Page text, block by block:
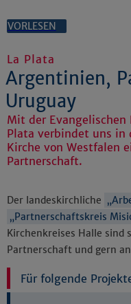
VORLESEN
La Plata
Argentinien,
Uruguay
Mit der Evangelischen
Plata verbindet uns in
Kirche von Westfalen
Partnerschaft.
Der landeskirchliche
„Partnerschaftskreis
Kirchenkreises Halle sind
Partnerschaft und gern
Für folgende